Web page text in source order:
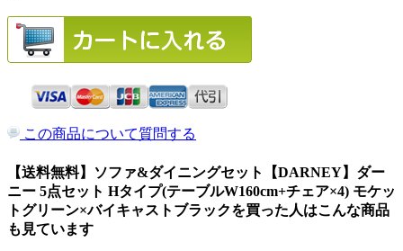
この商品について質問する
【送料無料】ソファ&ダイニングセット【DARNEY】ダー
ニー 5点セット Hタイプ(テーブルW160cm+チェア×4) モケッ
トグリーン×バイキャストブラックを買った人はこんな商品
も見ています